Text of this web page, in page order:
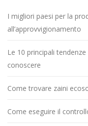
I migliori paesi per la
all’approvvigionamento
Le 10 principali
conoscere
Come trovare zaini
Come eseguire il